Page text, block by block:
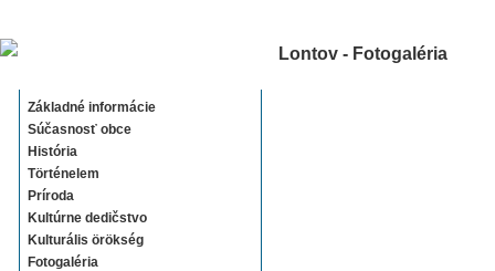
Základné informácie
Súčasnosť obce
História
Történelem
Príroda
Kultúrne dedičstvo
Kulturális örökség
Fotogaléria
Lontov - Fotogaléria